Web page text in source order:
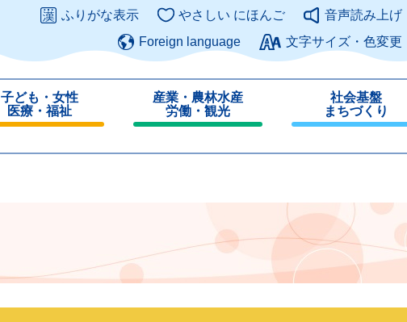
このページの本文へ
ふりがな表示 やさしい にほんご
音声読み上げ
Foreign language
文字サイズ・色変更
子ども・女性
医療・福祉
産業・農林水産
労働・観光
じ
社会基盤
まちづくり
じ